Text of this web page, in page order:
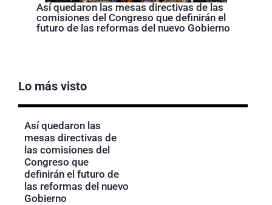
Así quedaron las mesas directivas de las
comisiones del Congreso que definirán el
futuro de las reformas del nuevo Gobierno
Lo más visto
Así quedaron las
mesas directivas de
las comisiones del
Congreso que
definirán el futuro de
las reformas del nuevo
Gobierno